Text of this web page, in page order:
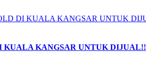
KUALA KANGSAR UNTUK DIJUAL!!